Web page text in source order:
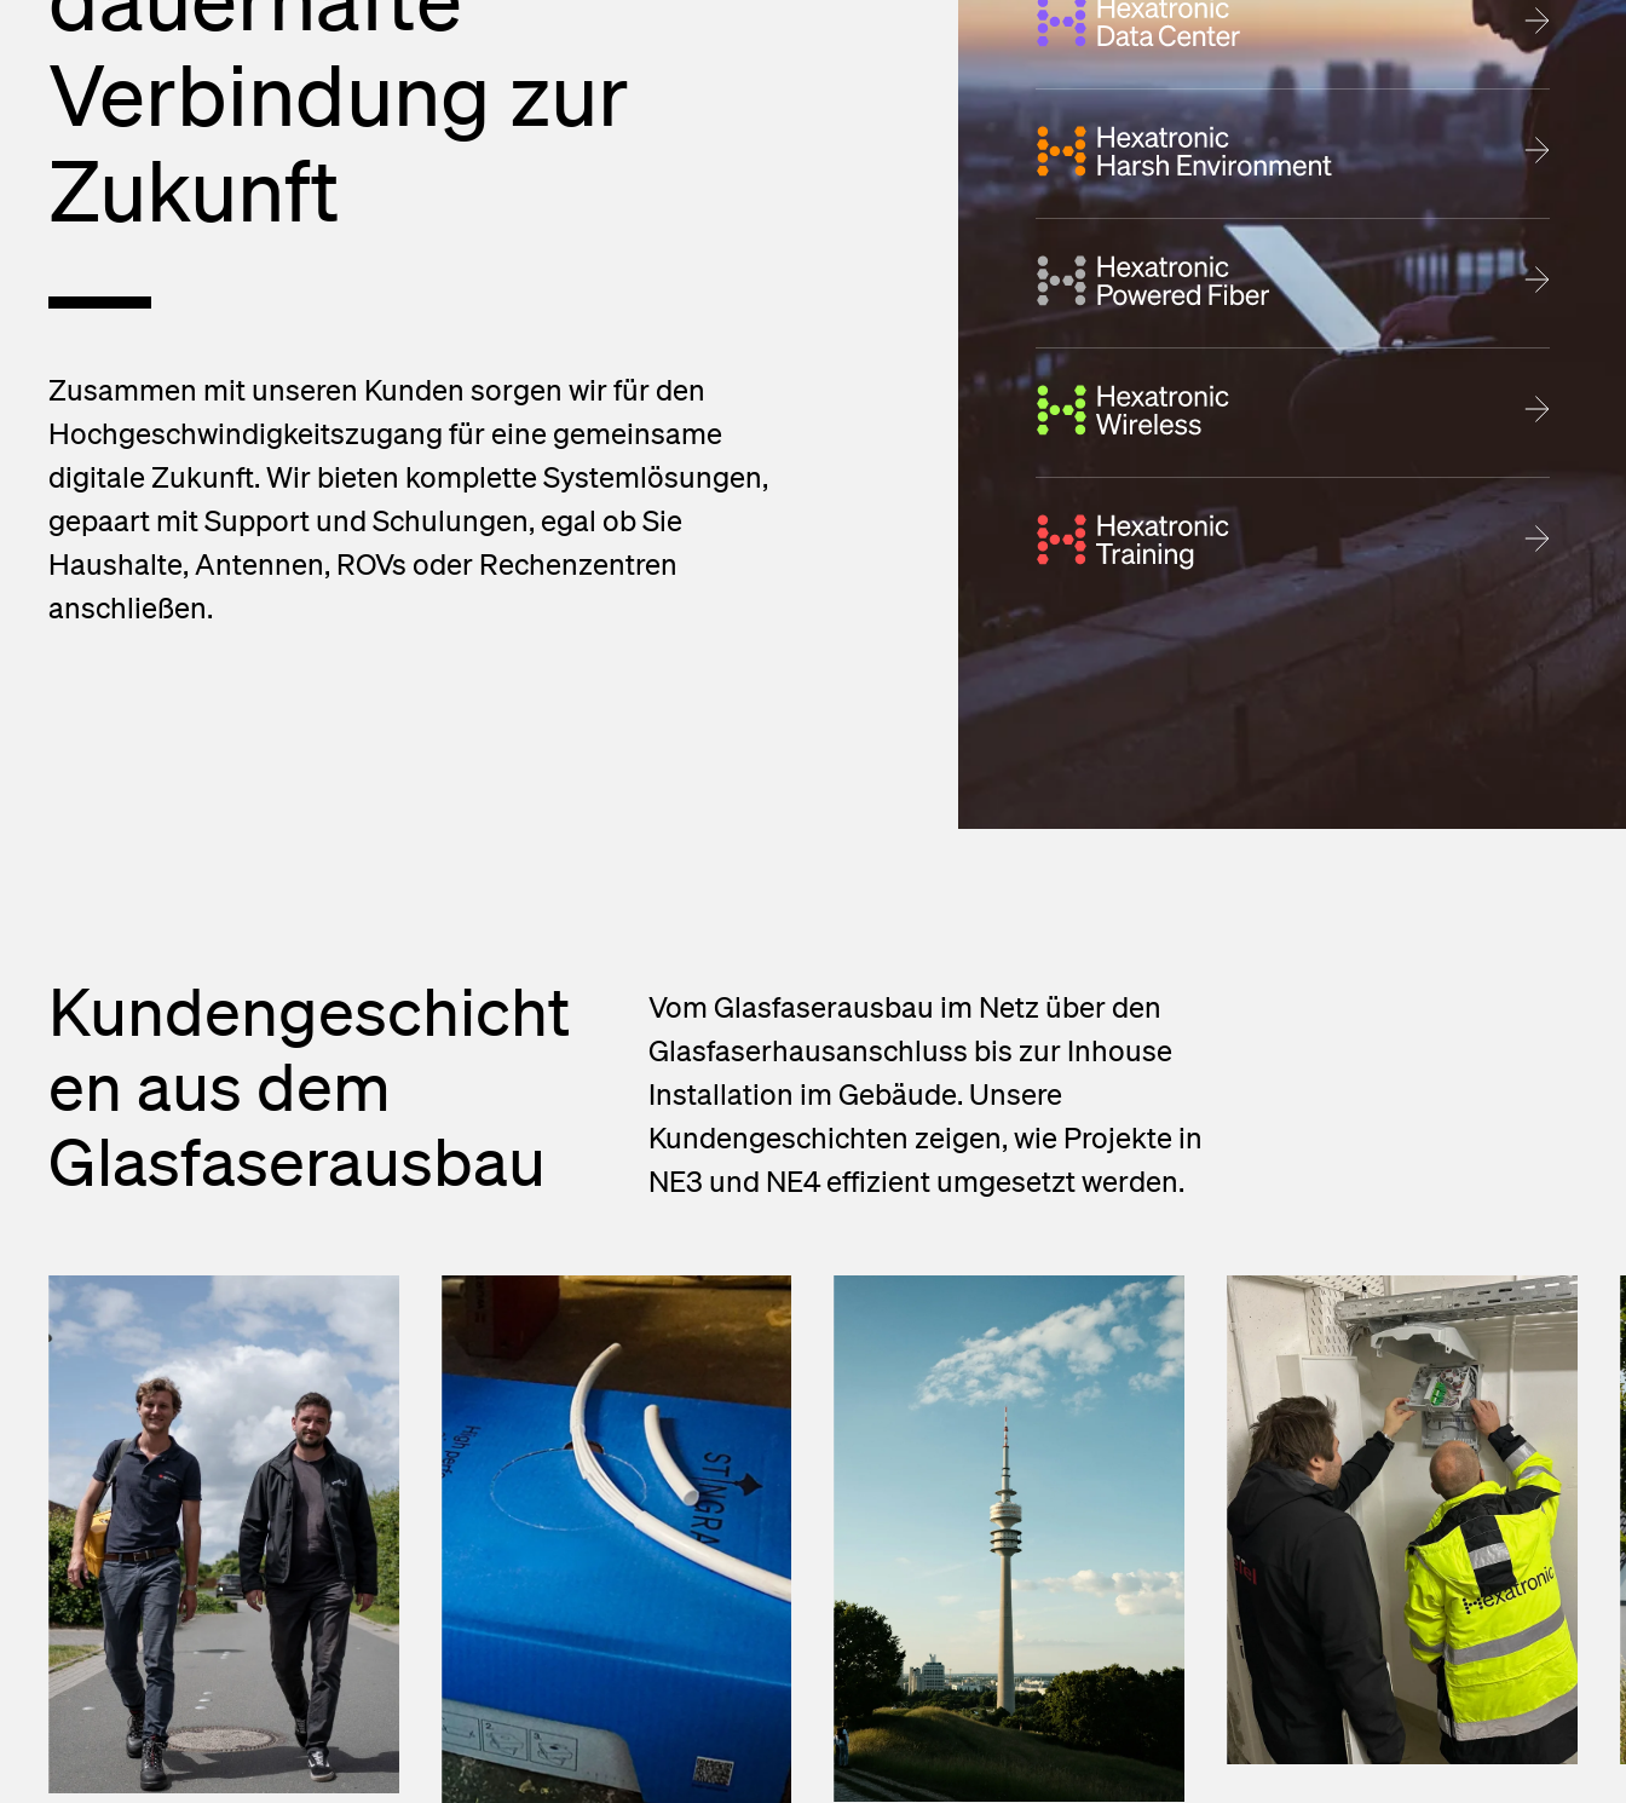
Netzverteiler
InOne Powered Fiber System
Financial calendar
Contact
Verbindung zur
Zukunft
Zusammen mit unseren Kunden sorgen wir für den
Hochgeschwindigkeitszugang für eine gemeinsame
digitale Zukunft. Wir bieten komplette Systemlösungen,
gepaart mit Support und Schulungen, egal ob Sie
Haushalte, Antennen, ROVs oder Rechenzentren
anschließen.
Kundengeschicht
en aus dem
Glasfaserausbau
Vom Glasfaserausbau im Netz über den
Glasfaserhausanschluss bis zur Inhouse
Installation im Gebäude. Unsere
Kundengeschichten zeigen, wie Projekte in
NE3 und NE4 effizient umgesetzt werden.